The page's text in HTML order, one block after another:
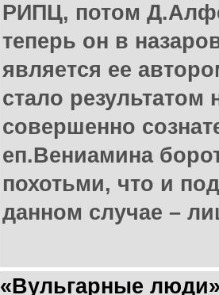
РИПЦ, потом
теперь он в
является ее
стало результатом
совершенно
еп.Вениамина
похотьми, что и
данном случае –
«Вульгарные